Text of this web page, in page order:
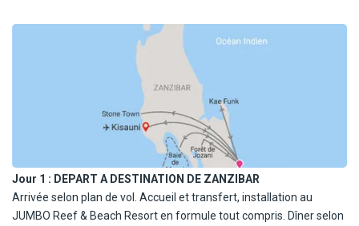
Jour 1 : DEPART A DESTINATION DE ZANZIBAR
Arrivée selon plan de vol. Accueil et transfert, installation au
JUMBO Reef & Beach Resort en formule tout compris. Dîner selon